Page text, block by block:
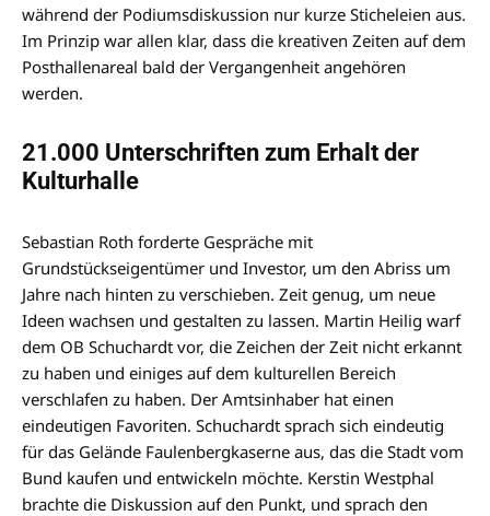
während der Podiumsdiskussion nur kurze Sticheleien aus.
Im Prinzip war allen klar, dass die kreativen Zeiten auf dem
Posthallenareal bald der Vergangenheit angehören
werden.
21.000 Unterschriften zum Erhalt der
Kulturhalle
Sebastian Roth forderte Gespräche mit
Grundstückseigentümer und Investor, um den Abriss um
Jahre nach hinten zu verschieben. Zeit genug, um neue
Ideen wachsen und gestalten zu lassen. Martin Heilig warf
dem OB Schuchardt vor, die Zeichen der Zeit nicht erkannt
zu haben und einiges auf dem kulturellen Bereich
verschlafen zu haben. Der Amtsinhaber hat einen
eindeutigen Favoriten. Schuchardt sprach sich eindeutig
für das Gelände Faulenbergkaserne aus, das die Stadt vom
Bund kaufen und entwickeln möchte. Kerstin Westphal
brachte die Diskussion auf den Punkt, und sprach den